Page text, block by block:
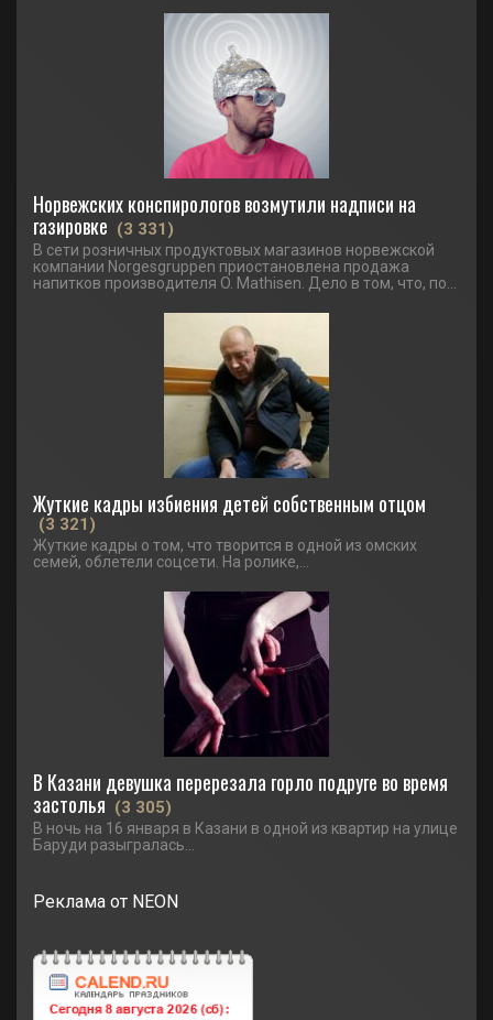
Норвежских конспирологов возмутили надписи на
газировке (3 331)
В сети розничных продуктовых магазинов норвежской
компании Norgesgruppen приостановлена продажа
напитков производителя O. Mathisen. Дело в том, что, по...
Жуткие кадры избиения детей собственным отцом
(3 321)
Жуткие кадры о том, что творится в одной из омских
семей, облетели соцсети. На ролике,...
В Казани девушка перерезала горло подруге во время
застолья (3 305)
В ночь на 16 января в Казани в одной из квартир на улице
Баруди разыгралась...
Реклама от NEON